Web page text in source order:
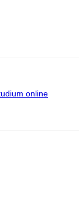
online